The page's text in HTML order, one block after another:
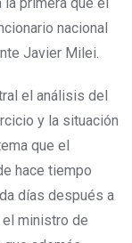
primera que el
nacional
Javier Milei.
el análisis del
y la situación
que el
hace tiempo
días después a
el ministro de